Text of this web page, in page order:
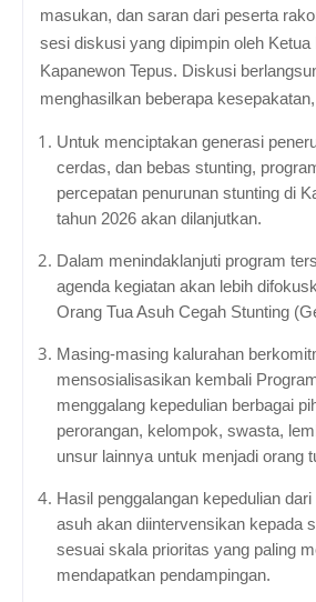
masukan, dan saran dari peserta
sesi diskusi yang dipimpin oleh
Kapanewon Tepus. Diskusi
menghasilkan beberapa
Untuk menciptakan generasi
cerdas, dan bebas stunting,
percepatan penurunan stunting di
tahun 2026 akan dilanjutkan.
Dalam menindaklanjuti program
agenda kegiatan akan lebih
Orang Tua Asuh Cegah Stunting
Masing-masing kalurahan
mensosialisasikan kembali
menggalang kepedulian berbagai
perorangan, kelompok, swasta,
unsur lainnya untuk menjadi orang
Hasil penggalangan kepedulian
asuh akan diintervensikan kepada
sesuai skala prioritas yang paling
mendapatkan pendampingan.